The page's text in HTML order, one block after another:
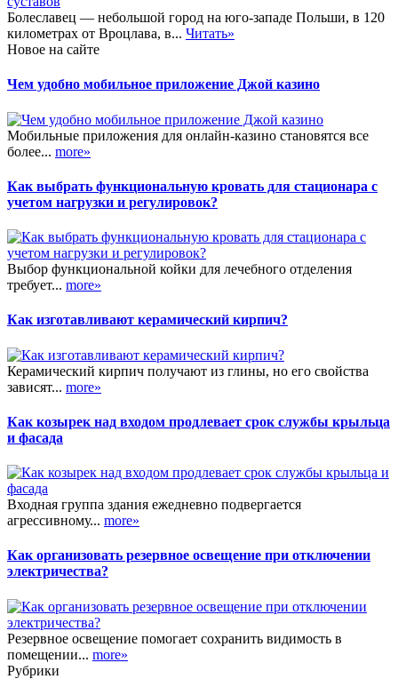
Болеславец — небольшой город на юго-западе Польши, в 120
километрах от Вроцлава, в... Читать»
Новое на сайте
Чем удобно мобильное приложение Джой казино
Мобильные приложения для онлайн-казино становятся все
более... more»
Как выбрать функциональную кровать для стационара с
учетом нагрузки и регулировок?
Выбор функциональной койки для лечебного отделения
требует... more»
Как изготавливают керамический кирпич?
Керамический кирпич получают из глины, но его свойства
зависят... more»
Как козырек над входом продлевает срок службы крыльца
и фасада
Входная группа здания ежедневно подвергается
агрессивному... more»
Как организовать резервное освещение при отключении
электричества?
Резервное освещение помогает сохранить видимость в
помещении... more»
Рубрики